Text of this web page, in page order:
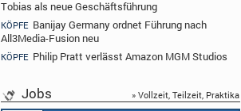
Tobias als neue Geschäftsführung
KÖPFE Banijay Germany ordnet Führung nach
All3Media-Fusion neu
KÖPFE Philip Pratt verlässt Amazon MGM Studios
Jobs » Vollzeit, Teilzeit, Praktika